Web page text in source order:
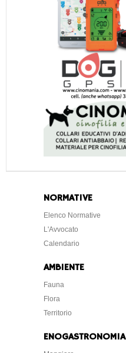
NORMATIVE
Elenco Normative
L'Avvocato
Calendario
AMBIENTE
Fauna
Flora
Territorio
ENOGASTRONOMIA